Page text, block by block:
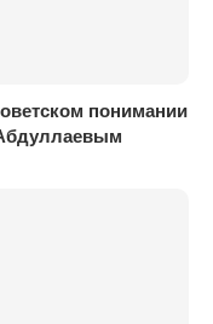
понимании